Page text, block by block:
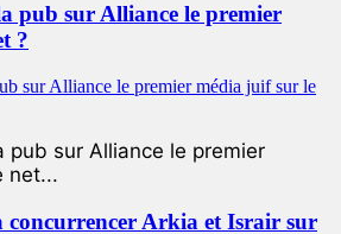
pub sur Alliance le premier
?
pub sur Alliance le premier
net...
concurrencer Arkia et Israir sur